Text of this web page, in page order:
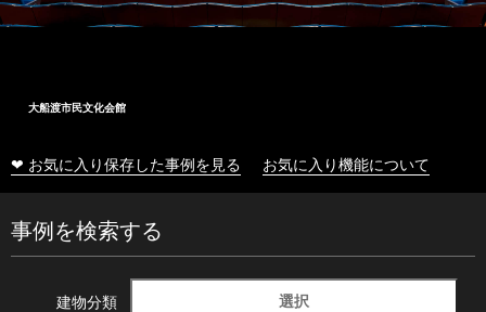
大船渡市民文化会館
❤ お気に入り保存した事例を見る お気に入り機能について
事例を検索する
建物分類 選択